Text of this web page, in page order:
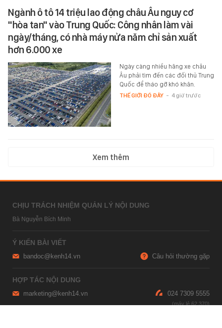
Ngành ô tô 14 triệu lao động châu Âu nguy cơ
"hòa tan" vào Trung Quốc: Công nhân làm vài
ngày/tháng, có nhà máy nửa năm chỉ sản xuất
hơn 6.000 xe
Ngày càng nhiều hãng xe châu
Âu phải tìm đến các đối thủ Trung
Quốc để tháo gỡ khó khăn.
THẾ GIỚI ĐÓ ĐÂY - 4 giờ trước
Xem thêm
CHỊU TRÁCH NHIỆM QUẢN LÝ NỘI DUNG
Bà Nguyễn Bích Minh
Ý KIẾN BÀI VIẾT
bandoc@kenh14.vn Câu hỏi thường gặp
HỢP TÁC NỘI DUNG
marketing@kenh14.vn 024 7309 5555